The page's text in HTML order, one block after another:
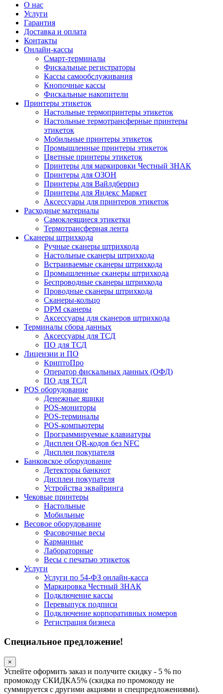
О нас
Услуги
Гарантия
Доставка и оплата
Контакты
Онлайн-кассы
Смарт-терминалы
Фискальные регистраторы
Кассы самообслуживания
Кнопочные кассы
Фискальные накопители
Принтеры этикеток
Настольные термопринтеры этикеток
Настольные термотрансферные принтеры
этикеток
Мобильные принтеры этикеток
Промышленные принтеры этикеток
Цветные принтеры этикеток
Принтеры для маркировки Честный ЗНАК
Принтеры для ОЗОН
Принтеры для Вайлдберриз
Принтеры для Яндекс Маркет
Аксессуары для принтеров этикеток
Расходные материалы
Самоклеящиеся этикетки
Термотрансферная лента
Сканеры штрихкода
Ручные сканеры штрихкода
Настольные сканеры штрихкода
Встраиваемые сканеры штрихкода
Промышленные сканеры штрихкода
Беспроводные сканеры штрихкода
Проводные сканеры штрихкода
Сканеры-кольцо
DPM сканеры
Аксессуары для сканеров штрихкода
Терминалы сбора данных
Аксессуары для ТСД
ПО для ТСД
Лицензии и ПО
КриптоПро
Оператор фискальных данных (ОФД)
ПО для ТСД
POS оборудование
Денежные ящики
POS-мониторы
POS-терминалы
POS-компьютеры
Программируемые клавиатуры
Дисплеи QR-кодов без NFC
Дисплеи покупателя
Банковское оборудование
Детекторы банкнот
Дисплеи покупателя
Устройства эквайринга
Чековые принтеры
Настольные
Мобильные
Весовое оборудование
Фасовочные весы
Карманные
Лабораторные
Весы с печатью этикеток
Услуги
Услуги по 54-ФЗ онлайн-касса
Маркировка Честный ЗНАК
Подключение кассы
Перевыпуск подписи
Подключение корпоративных номеров
Регистрация бизнеса
Специальное предложение!
×
Успейте оформить заказ и получите скидку - 5 % по
промокоду СКИДКА5% (скидка по промокоду не
суммируется с другими акциями и спецпредложениями).